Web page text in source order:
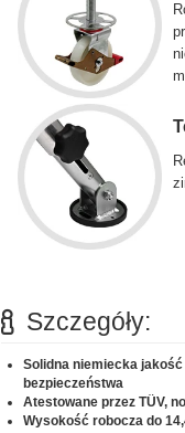
Szczegóły:
Solidna niemiecka
bezpieczeństwa
Atestowane przez TÜV,
Wysokość robocza do